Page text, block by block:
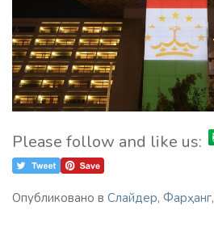
Please follow and like us:
Опубликовано в Слайдер, Фарҳанг,